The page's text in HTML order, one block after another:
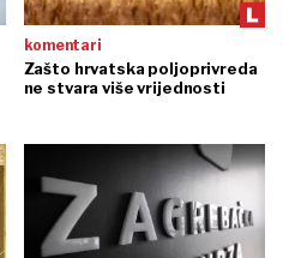
komentari
Zašto hrvatska poljoprivreda
ne stvara više vrijednosti